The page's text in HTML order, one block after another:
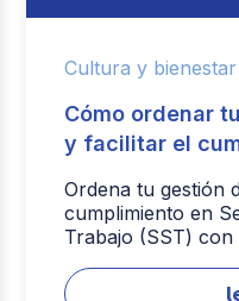
Cultura y
Cómo ordenar
y facilitar el
Ordena tu gestión
cumplimiento en
Trabajo (SST) con